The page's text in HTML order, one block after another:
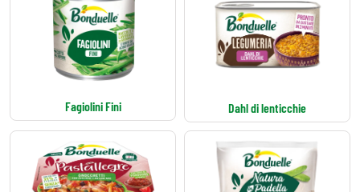
Fagiolini Fini Dahl di lenticchie